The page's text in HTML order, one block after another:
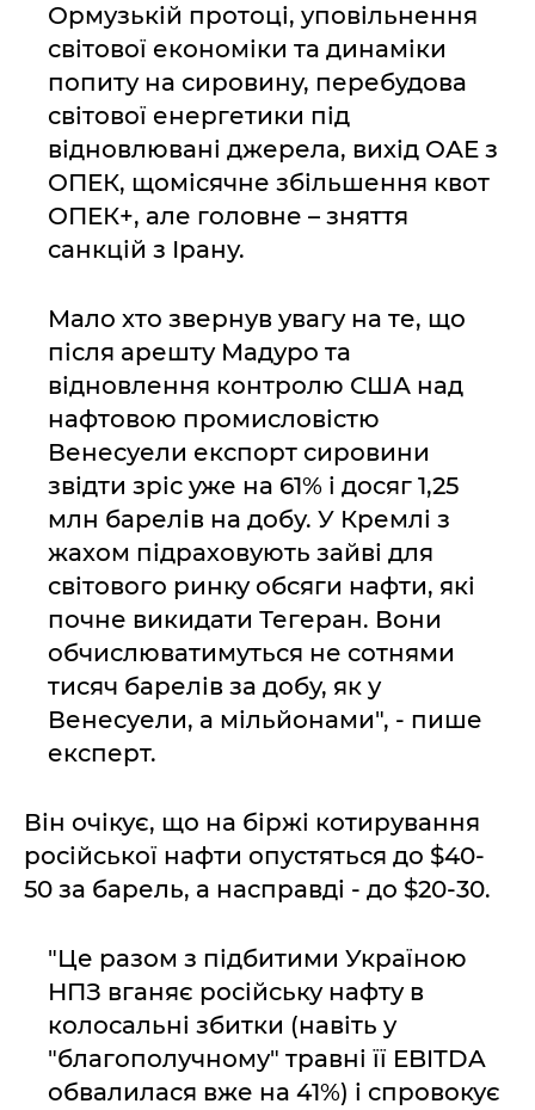
Ормузькій протоці, уповільнення
світової економіки та динаміки
попиту на сировину, перебудова
світової енергетики під
відновлювані джерела, вихід ОАЕ з
ОПЕК, щомісячне збільшення квот
ОПЕК+, але головне – зняття
санкцій з Ірану.
Мало хто звернув увагу на те, що
після арешту Мадуро та
відновлення контролю США над
нафтовою промисловістю
Венесуели експорт сировини
звідти зріс уже на 61% і досяг 1,25
млн барелів на добу. У Кремлі з
жахом підраховують зайві для
світового ринку обсяги нафти, які
почне викидати Тегеран. Вони
обчислюватимуться не сотнями
тисяч барелів за добу, як у
Венесуели, а мільйонами", - пише
експерт.
Він очікує, що на біржі котирування
російської нафти опустяться до $40-
50 за барель, а насправді - до $20-30.
"Це разом з підбитими Україною
НПЗ вганяє російську нафту в
колосальні збитки (навіть у
"благополучному" травні її EBITDA
обвалилася вже на 41%) і спровокує